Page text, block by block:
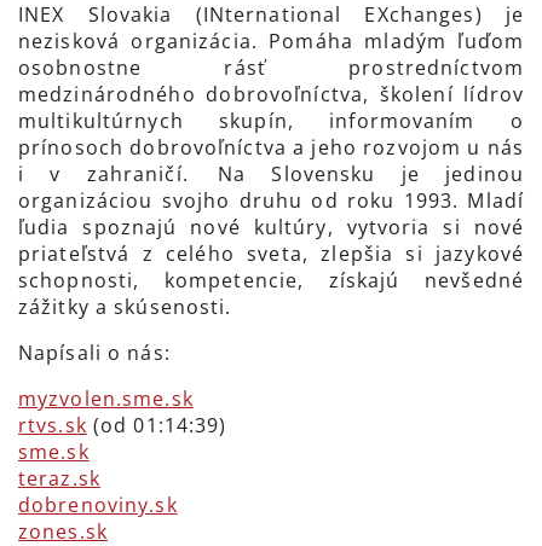
INEX Slovakia (INternational EXchanges) je
nezisková organizácia. Pomáha mladým ľuďom
osobnostne rásť prostredníctvom
medzinárodného dobrovoľníctva, školení lídrov
multikultúrnych skupín, informovaním o
prínosoch dobrovoľníctva a jeho rozvojom u nás
i v zahraničí. Na Slovensku je jedinou
organizáciou svojho druhu od roku 1993. Mladí
ľudia spoznajú nové kultúry, vytvoria si nové
priateľstvá z celého sveta, zlepšia si jazykové
schopnosti, kompetencie, získajú nevšedné
zážitky a skúsenosti.
Napísali o nás:
myzvolen.sme.sk
rtvs.sk (od 01:14:39)
sme.sk
teraz.sk
dobrenoviny.sk
zones.sk